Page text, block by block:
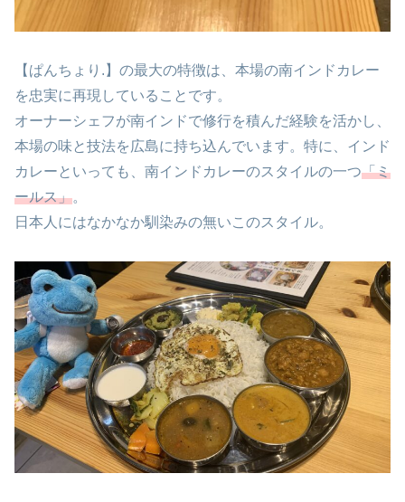
【ぱんちょり.】の最大の特徴は、本場の南インドカレー
を忠実に再現していることです。
オーナーシェフが南インドで修行を積んだ経験を活かし、
本場の味と技法を広島に持ち込んでいます。特に、インド
カレーといっても、南インドカレーのスタイルの一つ「ミ
ールス」。
日本人にはなかなか馴染みの無いこのスタイル。